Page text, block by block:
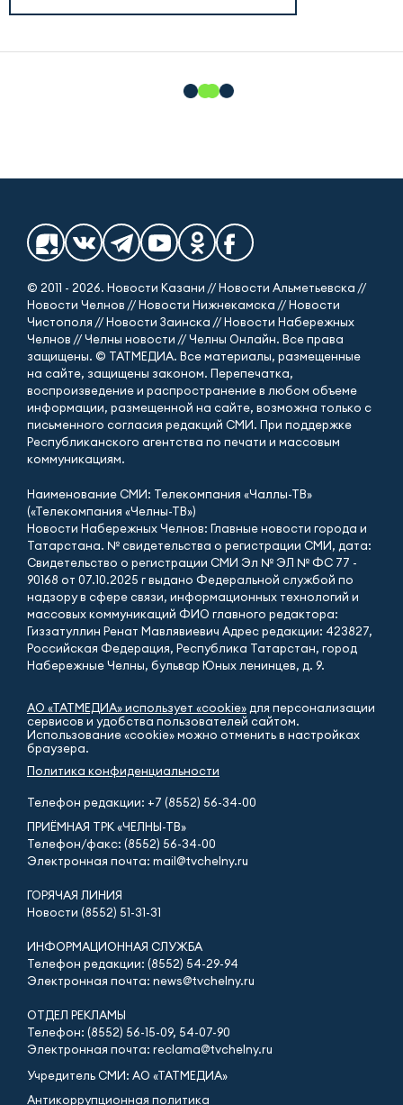
© 2011 - 2026. Новости Казани // Новости Альметьевска //
Новости Челнов // Новости Нижнекамска // Новости
Чистополя // Новости Заинска // Новости Набережных
Челнов // Челны новости // Челны Онлайн. Все права
защищены. © ТАТМЕДИА. Все материалы, размещенные
на сайте, защищены законом. Перепечатка,
воспроизведение и распространение в любом объеме
информации, размещенной на сайте, возможна только с
письменного согласия редакций СМИ. При поддержке
Республиканского агентства по печати и массовым
коммуникациям.
Наименование СМИ: Телекомпания «Чаллы-ТВ»
(«Телекомпания «Челны-ТВ»)
Новости Набережных Челнов: Главные новости города и
Татарстана. № свидетельства о регистрации СМИ, дата:
Свидетельство о регистрации СМИ Эл № ЭЛ № ФС 77 -
90168 от 07.10.2025 г выдано Федеральной службой по
надзору в сфере связи, информационных технологий и
массовых коммуникаций ФИО главного редактора:
Гиззатуллин Ренат Мавлявиевич Адрес редакции: 423827,
Российская Федерация, Республика Татарстан, город
Набережные Челны, бульвар Юных ленинцев, д. 9.
АО «ТАТМЕДИА» использует «cookie»для персонализации
сервисов и удобства пользователей сайтом.
Использование «cookie» можно отменить в настройках
браузера.
Политика конфиденциальности
Телефон редакции: +7 (8552) 56-34-00
ПРИЁМНАЯ ТРК «ЧЕЛНЫ-ТВ»
Телефон/факс: (8552) 56-34-00
Электронная почта: mail@tvchelny.ru
ГОРЯЧАЯ ЛИНИЯ
Новости (8552) 51-31-31
ИНФОРМАЦИОННАЯ СЛУЖБА
Телефон редакции: (8552) 54-29-94
Электронная почта: news@tvchelny.ru
ОТДЕЛ РЕКЛАМЫ
Телефон: (8552) 56-15-09, 54-07-90
Электронная почта: reclama@tvchelny.ru
Учредитель СМИ: АО «ТАТМЕДИА»
Антикоррупционная политика